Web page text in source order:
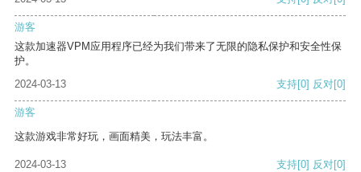
游客
这款加速器VPM应用程序已经为我们带来了无限的隐私保护和安全性保
护。
2024-03-13
支持[0] 反对[0]
游客
这款游戏非常好玩，画面精美，玩法丰富。
2024-03-13 支持[0] 反对[0]